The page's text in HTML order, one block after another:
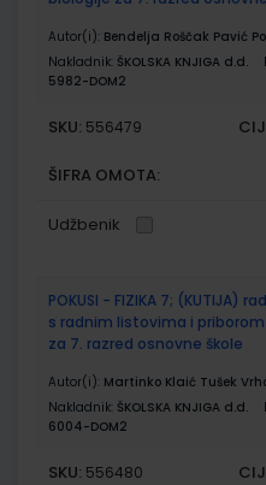
Autor(i): Bendelja Roščak Pavić
Nakladnik: ŠKOLSKA KNJIGA d.d.
5982-DOM2
SKU: 556479
ŠIFRA OMOTA:
Udžbenik
POKUSI - FIZIKA 7; (KUTIJA)
s radnim listovima i
za 7. razred osnovne škole
Autor(i): Martinko Klaić Tušek
Nakladnik: ŠKOLSKA KNJIGA d.d.
6004-DOM2
SKU: 556480